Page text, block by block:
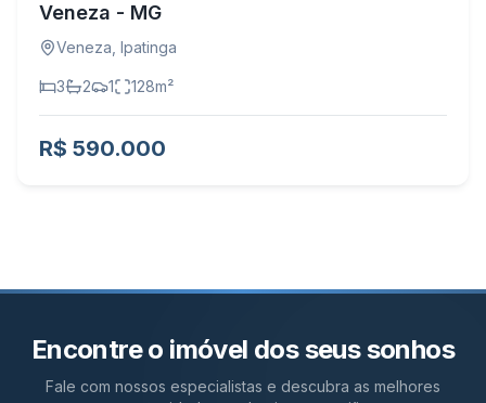
Veneza - MG
Veneza Ipatinga
3 2 1 128m²
R$ 590.000
Encontre o imóvel dos seus sonhos
Fale com nossos especialistas e descubra as melhores